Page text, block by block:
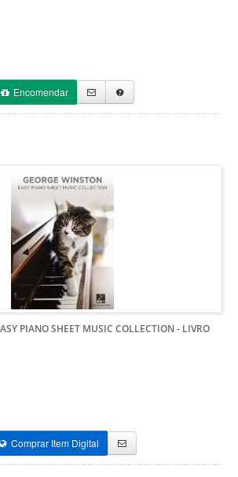
Encomendar
PIANO SHEET MUSIC COLLECTION - LIVRO
Comprar Item Digital